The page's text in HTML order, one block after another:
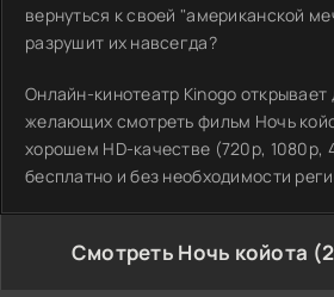
вернуться к своей "американской
разрушит их навсегда?
Онлайн-кинотеатр Kinogo открывает
желающих смотреть фильм Ночь
хорошем HD-качестве (720p, 1080p,
бесплатно и без необходимости
Смотреть Ночь койота